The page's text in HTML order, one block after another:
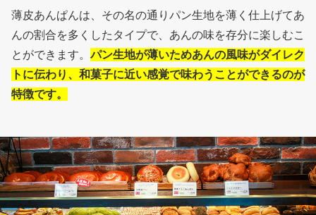
薄皮あんぱんは、その名の通りパン生地を薄く仕上げてあ
んの割合を多くしたタイプで、あんの味を存分に楽しむこ
とができます。 パン生地が薄いためあんの風味がダイレク
トに伝わり、和菓子に近い感覚で味わうことができるのが
特徴です。